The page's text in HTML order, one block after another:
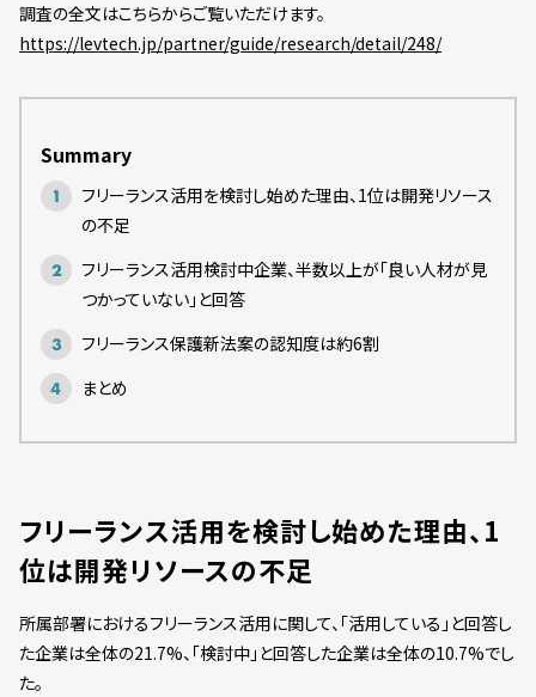
調査の全文はこちらからご覧いただけます。
https://levtech.jp/partner/guide/research/detail/248/
Summary
フリーランス活用を検討し始めた理由、1位は開発リソース
の不足
フリーランス活用検討中企業、半数以上が「良い人材が見
つかっていない」と回答
フリーランス保護新法案の認知度は約6割
まとめ
フリーランス活用を検討し始めた理由、1
位は開発リソースの不足
所属部署におけるフリーランス活用に関して、「活用している」と回答し
た企業は全体の21.7%、「検討中」と回答した企業は全体の10.7%でし
た。